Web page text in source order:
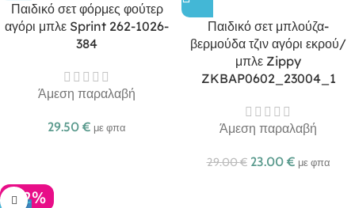
Παιδικό σετ φόρμες φούτερ
αγόρι μπλε Sprint 262-1026-
384
Άμεση παραλαβή
29.50 € με φπα
Παιδικό σετ μπλούζα-
βερμούδα τζιν αγόρι εκρού/
μπλε Zippy
ZKBAP0602_23004_1
Άμεση παραλαβή
29.00€ 23.00 € με φπα
-32%